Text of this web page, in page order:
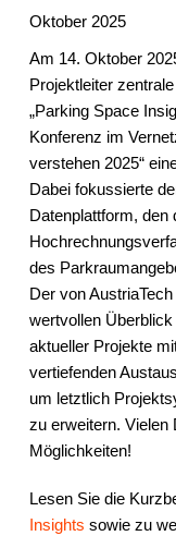
Oktober 2025
Am 14. Oktober
Projektleiter
„Parking Space
Konferenz im
verstehen 2025“
Dabei fokussierte
Datenplattform, den
des
Der von
wertvollen
aktueller Projekte
vertiefenden
um letztlich
zu erweitern. Vielen
Möglichkeiten!
Lesen Sie die
Insights sowie zu